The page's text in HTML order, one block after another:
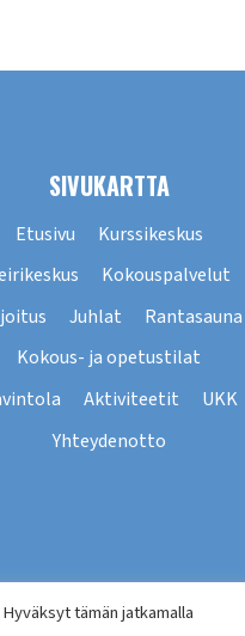
SIVUKARTTA
Etusivu
Kurssikeskus
Kokouspalvelut
Juhlat
Rantasauna
Kokous- ja opetustilat
Aktiviteetit
UKK
Yhteydenotto
|Evästeasetukset
tämän jatkamalla